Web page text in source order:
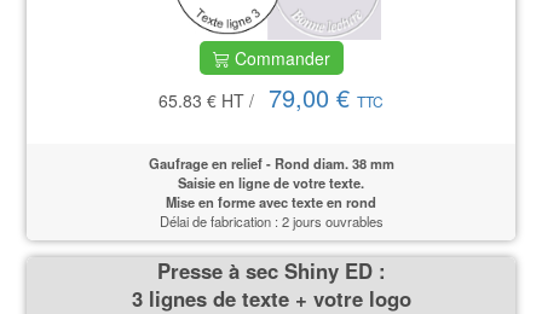
Commander
65.83 € HT / 79,00 € TTC
Gaufrage en relief - Rond diam. 38 mm
Saisie en ligne de votre texte.
Mise en forme avec texte en rond
Délai de fabrication : 2 jours ouvrables
Presse à sec Shiny ED :
3 lignes de texte + votre logo